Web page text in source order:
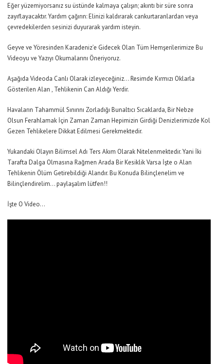
Eğer yüzemiyorsanız su üstünde kalmaya çalışın; akıntı bir süre sonra
zayıflayacaktır. Yardım çağırın: Elinizi kaldırarak cankurtaranlardan veya
çevredekilerden sesinizi duyurarak yardım isteyin.
Geyve ve Yöresinden Karadeniz’e Gidecek Olan Tüm Hemşerilerimize Bu
Videoyu ve Yazıyı Okumalarını Öneriyoruz.
Aşağıda Videoda Canlı Olarak izleyeceğiniz… Resimde Kırmızı Oklarla
Gösterilen Alan , Tehlikenin Can Aldığı Yerdir.
Havaların Tahammül Sınırını Zorladığı Bunaltıcı Sıcaklarda, Bir Nebze
Olsun Ferahlamak İçin Zaman Zaman Hepimizin Girdiği Denizlerimizde Kol
Gezen Tehlikelere Dikkat Edilmesi Gerekmektedir.
Yukarıdaki Olayın Bilimsel Adı Ters Akım Olarak Nitelenmektedir. Yani İki
Tarafta Dalga Olmasına Rağmen Arada Bir Kesiklik Varsa İşte o Alan
Tehlikenin Ölüm Getirebildiği Alandır. Bu Konuda Bilinçlenelim ve
Bilinçlendirelim… paylaşalım lütfen!!
İşte O Video…